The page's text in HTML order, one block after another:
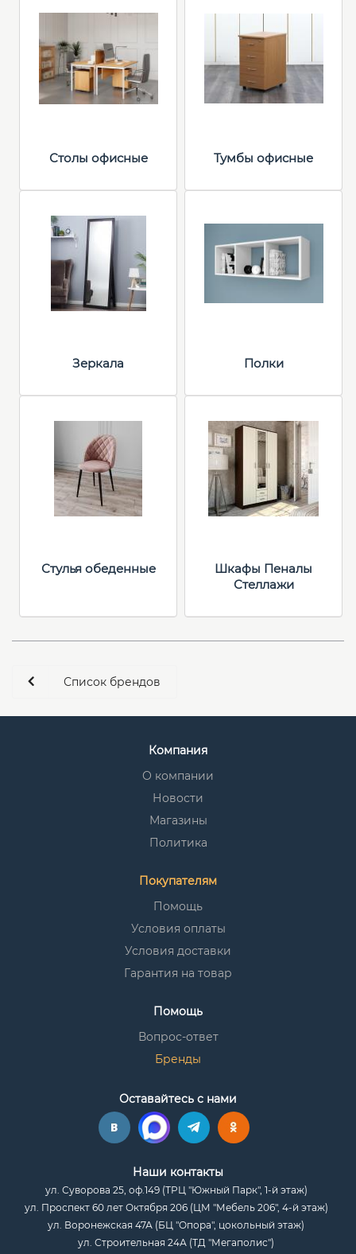
Столы офисные Тумбы офисные
Зеркала Полки
Стулья обеденные
Шкафы Пеналы
Стеллажи
Список брендов
Компания
О компании
Новости
Магазины
Политика
Покупателям
Помощь
Условия оплаты
Условия доставки
Гарантия на товар
Помощь
Вопрос-ответ
Бренды
Оставайтесь с нами
Наши контакты
ул. Суворова 25, оф.149 (ТРЦ "Южный Парк", 1-й этаж)
ул. Проспект 60 лет Октября 206 (ЦМ "Мебель 206", 4-й этаж)
ул. Воронежская 47А (БЦ "Опора", цокольный этаж)
ул. Строительная 24А (ТД "Мегаполис")